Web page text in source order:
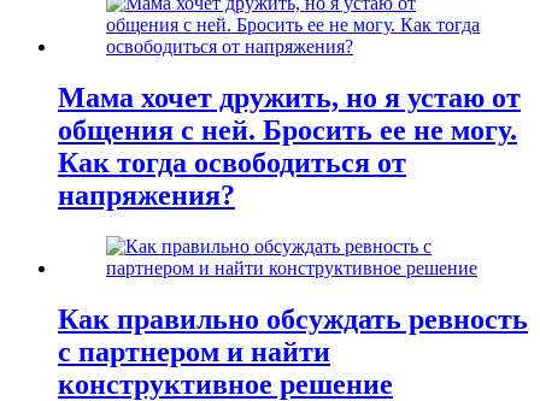
Мама хочет дружить, но я устаю от
общения с ней. Бросить ее не могу.
Как тогда освободиться от
напряжения?
Как правильно обсуждать ревность
с партнером и найти
конструктивное решение